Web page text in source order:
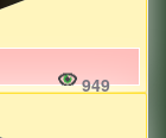
949